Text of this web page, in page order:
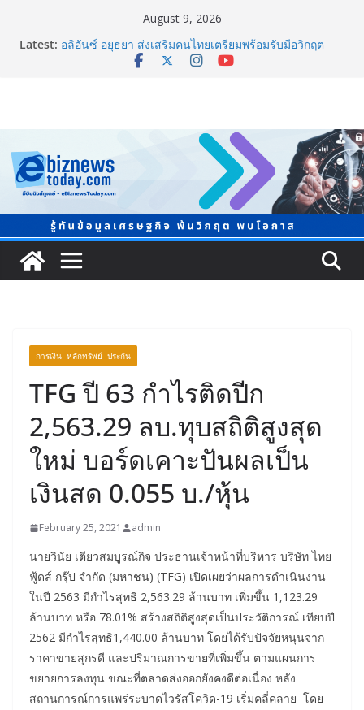
August 9, 2026
Latest: อลิอันซ์ อยุธยา ส่งเสริมคนไทยเตรียมพร้อมรับมือวิกฤต
เปิดพื้นที่ “Level Up the Care by Allianz Ayudhya
พันธมิตร ปั้นผู้ประกอบการไทยสู่ตลาดโลก คาดเงินสะพัด
LORDNINE จัดศึกคนดังสายเกม ไทย ปะทะ ฟิลิปปินส์ ใน
“Rise of the Tenth Lord” เปิดสงครามกิลด์ข้ามประเทศ
ฉลองเซิร์ฟเวอร์ใหม่ เฮเลนา
แพทย์เผย โรคไม่ติดต่อเรื้อรัง NCDs คร่าชีวิตคนไทยก่อน
วัยอันควร ทำสูญเสียทางเศรษฐกิจมหาศาล 1.6 ล้านล้าน
บาทต่อปี
ภาครัฐ-เอกชนจับมือสัมมนาใหญ่ ยกระดับอุตสาหกรรมเซ
รามิกไทยสู่สากล พร้อมชวนผู้ประกอบไทยร่วมงาน
การเงิน- หลักทรัพย์- ประกัน
TFG ปี 63 กำไรติดปีก
2,563.29 ลบ.ทุบสถิติสูงสุด
ใหม่ บอร์ดเคาะปันผลเป็น
เงินสด 0.055 บ./หุ้น
February 25, 2021 admin
นายวินัย เตียวสมบูรณ์กิจ ประธานเจ้าหน้าที่บริหาร บริษัท ไทย
ฟู้ดส์ กรุ๊ป จำกัด (มหาชน) (TFG) เปิดเผยว่าผลการดำเนินงาน
ในปี 2563 มีกำไรสุทธิ 2,563.29 ล้านบาท เพิ่มขึ้น 1,123.29
ล้านบาท หรือ 78.01% สร้างสถิติสูงสุดเป็นประวัติการณ์ เทียบปี
2562 มีกำไรสุทธิ1,440.00 ล้านบาท โดยได้รับปัจจัยหนุนจาก
ราคาขายสุกรดี และปริมาณการขายที่เพิ่มขึ้น ตามแผนการ
ขยายการลงทุน ขณะที่ตลาดส่งออกยังคงดีต่อเนื่อง หลัง
สถานการณ์การแพร่ระบาดไวรัสโควิด-19 เริ่มคลี่คลาย โดย